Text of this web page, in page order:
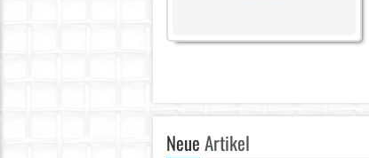
NeueArtikel